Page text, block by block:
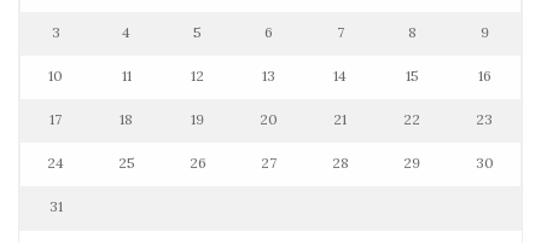
3 4 5 6 7 8 9
10 11 12 13 14 15 16
17 18 19 20 21 22 23
24 25 26 27 28 29 30
31